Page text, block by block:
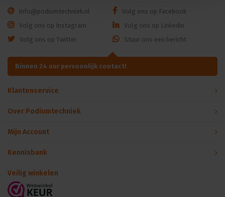
info@podiumtechniek.nl
Volg ons op Facebook
Volg ons op Instagram
Volg ons op Linkedin
Volg ons op Twitter
Stuur ons een bericht
Binnen 24 uur persoonlijk contact!
Klantenservice
Over Podiumtechniek
Mijn Account
Kennisbank
Veilig winkelen